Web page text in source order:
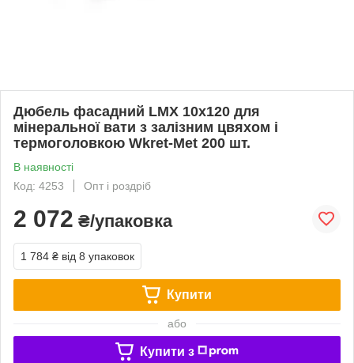
Дюбель фасадний LMX 10х120 для
мінеральної вати з залізним цвяхом і
термоголовкою Wkret-Met 200 шт.
В наявності
Код: 4253
Опт і роздріб
2 072 ₴/упаковка
1 784 ₴ від 8 упаковок
Купити
або
Купити з